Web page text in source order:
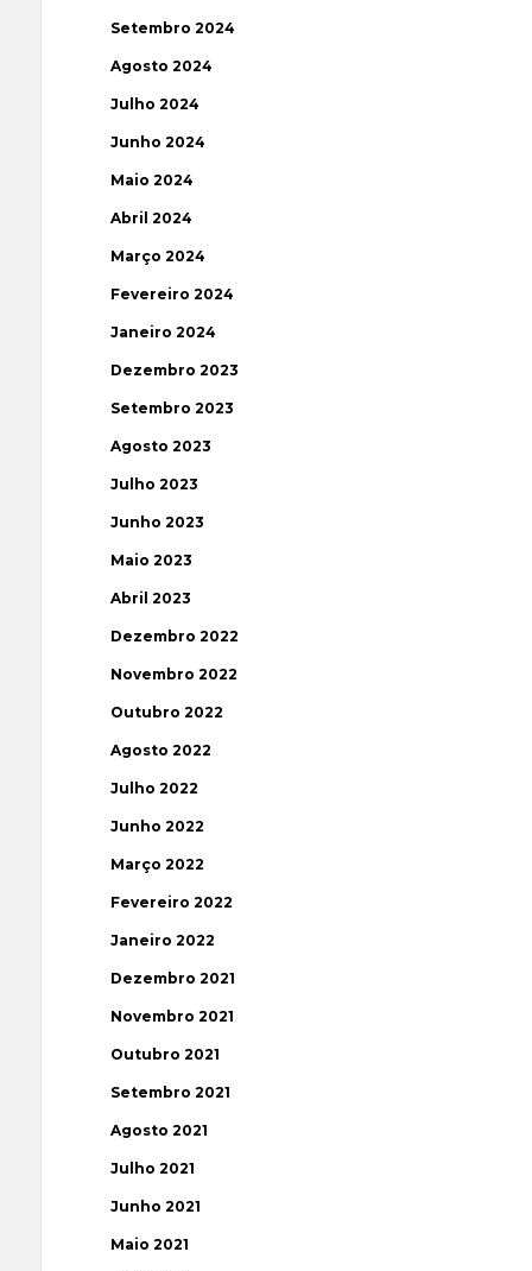
Setembro 2024
Agosto 2024
Julho 2024
Junho 2024
Maio 2024
Abril 2024
Março 2024
Fevereiro 2024
Janeiro 2024
Dezembro 2023
Setembro 2023
Agosto 2023
Julho 2023
Junho 2023
Maio 2023
Abril 2023
Dezembro 2022
Novembro 2022
Outubro 2022
Agosto 2022
Julho 2022
Junho 2022
Março 2022
Fevereiro 2022
Janeiro 2022
Dezembro 2021
Novembro 2021
Outubro 2021
Setembro 2021
Agosto 2021
Julho 2021
Junho 2021
Maio 2021